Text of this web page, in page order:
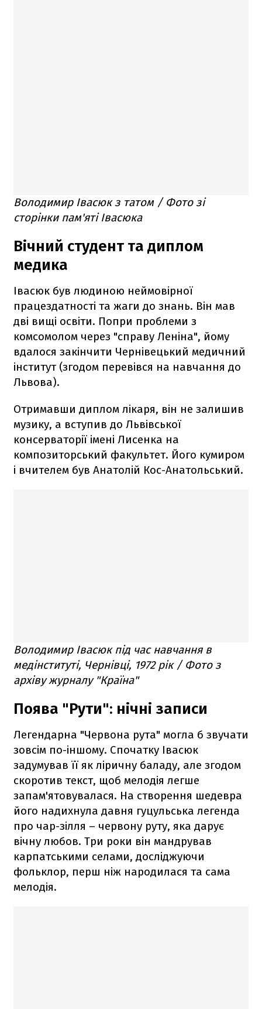
Володимир Івасюк з татом / Фото зі
сторінки пам'яті Івасюка
Вічний студент та диплом
медика
Івасюк був людиною неймовірної
працездатності та жаги до знань. Він мав
дві вищі освіти. Попри проблеми з
комсомолом через "справу Леніна", йому
вдалося закінчити Чернівецький медичний
інститут (згодом перевівся на навчання до
Львова).
Отримавши диплом лікаря, він не залишив
музику, а вступив до Львівської
консерваторії імені Лисенка на
композиторський факультет. Його кумиром
і вчителем був Анатолій Кос-Анатольський.
Володимир Івасюк під час навчання в
медінституті, Чернівці, 1972 рік / Фото з
архіву журналу "Країна"
Поява "Рути": нічні записи
Легендарна "Червона рута" могла б звучати
зовсім по-іншому. Спочатку Івасюк
задумував її як ліричну баладу, але згодом
скоротив текст, щоб мелодія легше
запам'ятовувалася. На створення шедевра
його надихнула давня гуцульська легенда
про чар-зілля – червону руту, яка дарує
вічну любов. Три роки він мандрував
карпатськими селами, досліджуючи
фольклор, перш ніж народилася та сама
мелодія.